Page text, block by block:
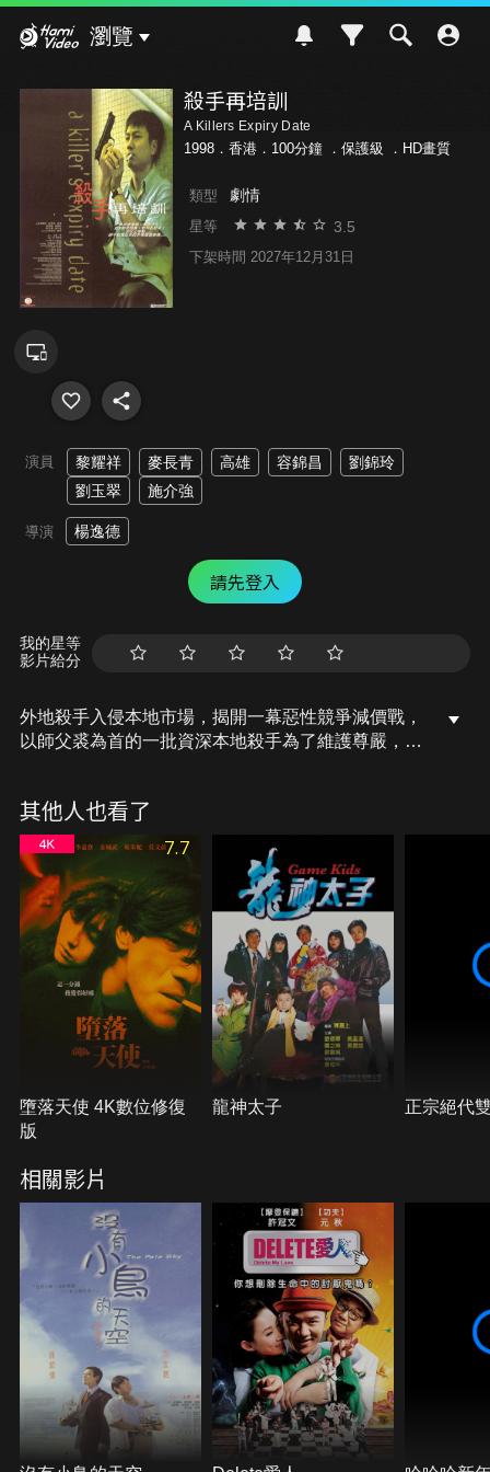
瀏覽
殺手再培訓
A Killers Expiry Date
1998．香港．100分鐘 ． 保護級 ．HD畫質
類型 劇情
星等 3.5
下架時間 2027年12月31日
演員 黎耀祥 麥長青 高雄 容錦昌
劉錦玲
劉玉翠
施介強
導演 楊逸德
請先登入
我的星等
影片給分
外地殺手入侵本地市場，揭開一幕惡性競爭減價戰，
以師父裘為首的一批資深本地殺手為了維護尊嚴，決
年積蓄亦早已花光，性格樂天的阿典本並不著急，但
懷孕的妻子阿雪因童年一次意外經歷對公立醫院有恐
懼感，更斷言只會往私家醫院生產，作為丈夫的不得
不積極尋找賺錢機會。阿典始終轉工不成，卻獲勞工
處轉介參加“僱員再培訓計劃”，精神寄託是有了，但
私家醫院的消費仍是個大問題。染病的師父裘急需一
筆醫藥費，瞞著徒弟們重出江湖，阿典得悉後擔心不
已，為保師父名聲，阿典決不袖手旁觀，本趨平淡的
生活，再次翻起風浪！師徒二人為了準備復出行動顯
得有點兒緊張，阿雪看在眼裡，開始對阿典師徒之裝
修師傅身份起了懷疑，一時之間阿典忙透極了，既是
再培訓學員，也是職業殺手，還是產前講座裡的準爸
爸，迎接小生命的來臨，令阿典悟出生命的可貴，反
省自身的角色是主宰人的生，還是主宰人的死？計劃
不起，殺手反被殺手殺，該死的人不該死，受害人竟
是買兇者！一切事情的終結只待兩條小生命的來臨才
有定奪……
其他人也看了
7.7
墮落天使 4K數位修復
版
龍神太子 正宗絕代
相關影片